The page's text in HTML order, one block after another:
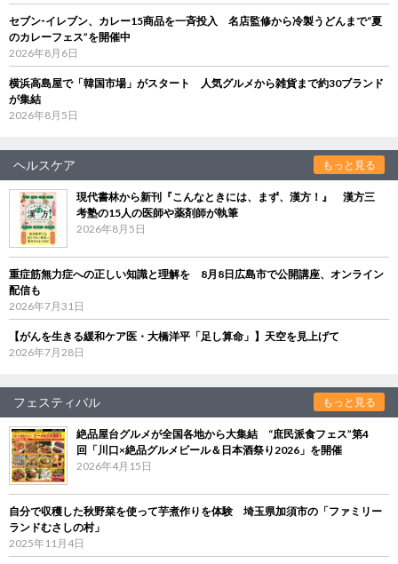
セブン‐イレブン、カレー15商品を一斉投入 名店監修から冷製うどんまで“夏
のカレーフェス”を開催中
2026年8月6日
横浜高島屋で「韓国市場」がスタート 人気グルメから雑貨まで約30ブランド
が集結
2026年8月5日
ヘルスケア もっと見る
現代書林から新刊『こんなときには、まず、漢方！』 漢方三
考塾の15人の医師や薬剤師が執筆
2026年8月5日
重症筋無力症への正しい知識と理解を 8月8日広島市で公開講座、オンライン
配信も
2026年7月31日
【がんを生きる緩和ケア医・大橋洋平「足し算命」】天空を見上げて
2026年7月28日
フェスティバル もっと見る
絶品屋台グルメが全国各地から大集結 “庶民派食フェス”第4
回「川口×絶品グルメビール＆日本酒祭り2026」を開催
2026年4月15日
自分で収穫した秋野菜を使って芋煮作りを体験 埼玉県加須市の「ファミリー
ランドむさしの村」
2025年11月4日